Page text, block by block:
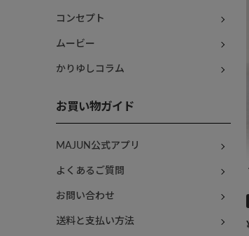
コンセプト
ムービー
かりゆしコラム
お買い物ガイド
MAJUN公式アプリ
よくあるご質問
お問い合わせ
送料と支払い方法